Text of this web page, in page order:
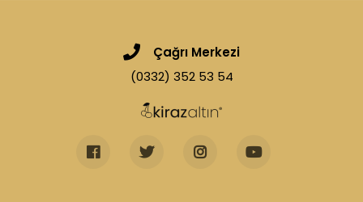
Çağrı Merkezi
(0332) 352 53 54